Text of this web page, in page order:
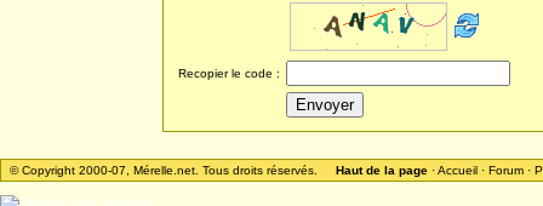
Recopier le code :
© Copyright 2000-07, Mérelle.net. Tous droits réservés. Haut de la page·Accueil· Forum·